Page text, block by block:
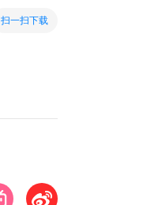
扫一扫下载